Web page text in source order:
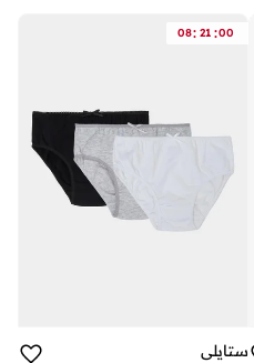
08: 21 :00
ستايلي